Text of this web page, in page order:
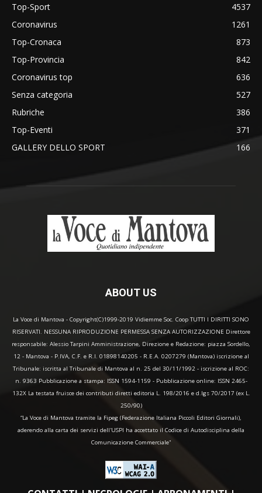
Top-Sport
4537
Coronavirus
1261
Top-Cronaca
873
Top-Provincia
842
Coronavirus top
636
Senza categoria
527
Rubriche
386
Top-Eventi
371
GALLERY DELLO SPORT
166
ABOUT US
La Voce di Mantova - Copyright(C)1999-2019 Vidiemme Soc. Coop TUTTI I DIRITTI SONO
RISERVATI. NESSUNA RIPRODUZIONE PERMESSA SENZA AUTORIZZAZIONE Direttore
responsabile: Alessio Tarpini Amministrazione, Direzione e Redazione: piazza Sordello,
12 - Mantova - P.IVA, C.F. e R.I. 01898140205 - R.E.A. 0207279 (Mantova) iscrizione al
Tribunale: iscritta al Tribunale di Mantova al n. 25 del 30/11/1992 - iscrizione al ROC:
n. 9363 Pubblicazione a stampa: ISSN 1594-1159 - Pubblicazione online: ISSN 2465-
132X La testata fruisce dei contributi diretti editoria L. 198/2016 e d.lgs 70/2017 (ex L.
250/90)
“La Voce di Mantova tramite la Fipeg (Federazione Italiana Piccoli Editori Giornali),
aderendo alla carta dei servizi dell'USPI ha accettato il Codice di Autodisciplina della
Comunicazione Commerciale"